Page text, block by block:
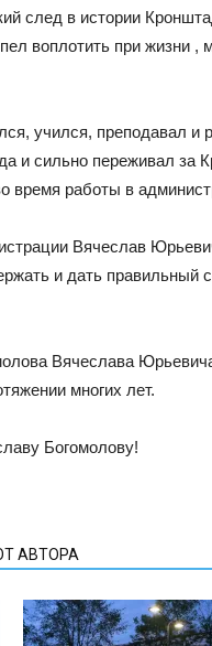
след в истории
воплотить при жизни
учился, преподавал
и сильно переживал за
время работы в
Вячеслав
и дать правильный
Вячеслава
многих лет.
Богомолову!
АВТОРА